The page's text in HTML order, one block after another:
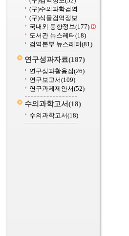
(구)수의과학검역
(구)식물검역정보
국내외 동향정보(177)
도서관 뉴스레터(18)
검역본부 뉴스레터(81)
연구성과자료(187)
연구성과활용집(26)
연구보고서(109)
연구과제제안서(52)
수의과학고서(18)
수의과학고서(18)